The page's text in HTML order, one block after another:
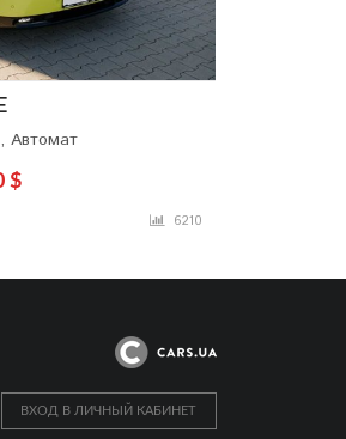
Автомат
$
6210
ВХОД В ЛИЧНЫЙ КАБИНЕТ